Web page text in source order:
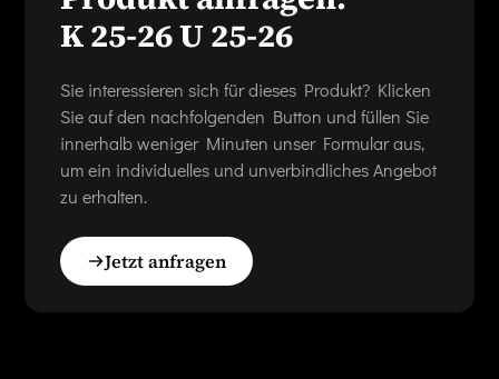
K 25-26 U 25-26
Sie interessieren sich für dieses Produkt? Klicken
Sie auf den nachfolgenden Button und füllen Sie
innerhalb weniger Minuten unser Formular aus,
um ein individuelles und unverbindliches Angebot
zu erhalten.
Jetzt anfragen